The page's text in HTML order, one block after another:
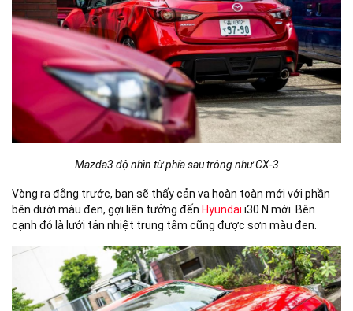
Mazda3 độ nhìn từ phía sau trông như CX-3
Vòng ra đằng trước, bạn sẽ thấy cản va hoàn toàn mới với phần
bên dưới màu đen, gợi liên tưởng đến Hyundai i30 N mới. Bên
cạnh đó là lưới tản nhiệt trung tâm cũng được sơn màu đen.